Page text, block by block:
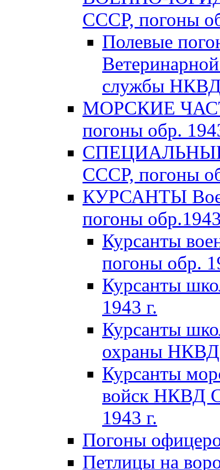
СССР, погоны
Полевые
службы НКВД
МОРСКИЕ
погоны обр.
СПЕЦИАЛЬНЫЕ
СССР, погоны
КУРСАНТЫ
погоны
Курсанты
погоны обр.
Курсанты
1943 г.
Курсанты
охраны НКВД
Курсанты
войск НКВД
1943 г.
Погоны
Петлицы на